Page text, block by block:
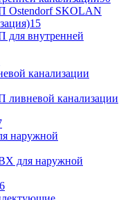
Ostendorf SKOLAN
15
для внутренней
канализации
ливневой канализации
наружной
для наружной
6